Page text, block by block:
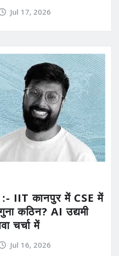
Jul 17, 2026
IIT कानपुर में CSE में
कठिन? AI उद्यमी
चर्चा में
Jul 16, 2026